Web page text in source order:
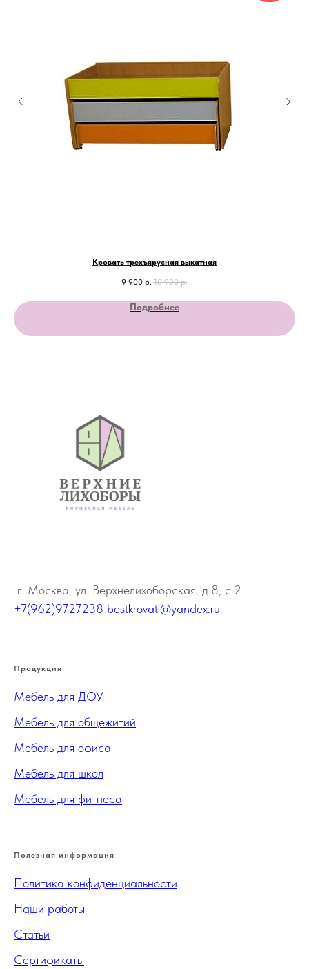
Кровать трехъярусная выкатная
9 900 р. 10 900 р.
Подробнее
г. Москва, ул. Верхнелихоборская, д.8, с.2.
+7(962)9727238 bestkrovati@yandex.ru
Продукция
Мебель для ДОУ
Мебель для общежитий
Мебель для офиса
Мебель для школ
Мебель для фитнеса
Полезная информация
Политика конфиденциальности
Наши работы
Статьи
Сертификаты